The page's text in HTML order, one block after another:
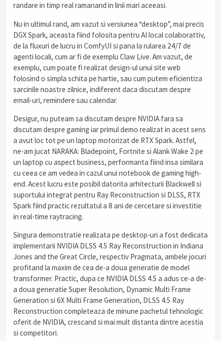
randare in timp real ramanand in linii mari aceeasi.
Nu in ultimul rand, am vazut si versiunea “desktop”, mai precis
DGX Spark, aceasta fiind folosita pentru AI local colaborattiv,
de la fluxuri de lucru in ComfyUI si pana la rularea 24/7 de
agenti locali, cum ar fi de exemplu Claw Live. Am vazut, de
exemplu, cum poate fi realizat design-ul unui site web
folosind o simpla schita pe hartie, sau cum putem eficientiza
sarcinile noastre zilnice, indiferent daca discutam despre
email-uri, remindere sau calendar.
Desigur, nu puteam sa discutam despre NVIDIA fara sa
discutam despre gaming iar primul demo realizat in acest sens
a avut loc tot pe un laptop motorizat de RTX Spark. Astfel,
ne-am jucat NARAKA: Bladepoint, Fortnite si Alank Wake 2 pe
un laptop cu aspect business, performanta fiind insa similara
cu ceea ce am vedea in cazul unui notebook de gaming high-
end. Acest lucru este posibil datorita arhitecturii Blackwell si
suportului integrat pentru Ray Reconstruction si DLSS, RTX
Spark fiind practic rezultatul a 8 ani de cercetare si investitie
in real-time raytracing.
Singura demonstratie realizata pe desktop-uri a fost dedicata
implementarii NVIDIA DLSS 4.5 Ray Reconstruction in Indiana
Jones and the Great Circle, respectiv Pragmata, ambele jocuri
profitand la maxim de cea de-a doua generatie de model
transformer. Practic, dupa ce NVIDIA DLSS 4.5 a adus ce-a de-
a doua generatie Super Resolution, Dynamic Multi Frame
Generation si 6X Multi Frame Generation, DLSS 4.5 Ray
Reconstruction completeaza de minune pachetul tehnologic
oferit de NVIDIA, crescand si mai mult distanta dintre acestia
si competitori.